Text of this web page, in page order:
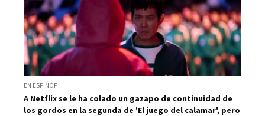
EN ESPINOF
A Netflix se le ha colado un gazapo de continuidad de
los gordos en la segunda de 'El juego del calamar', pero